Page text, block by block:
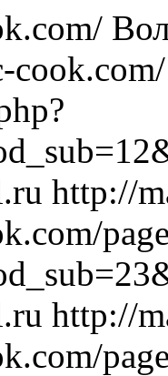
cook.com/
http://
http://